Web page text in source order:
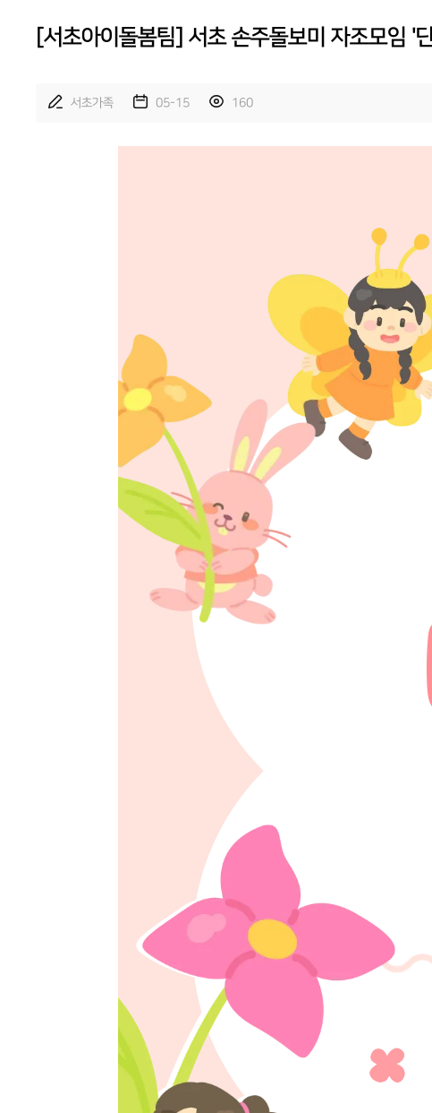
[서초아이돌봄팀] 서초 손주돌보미 자조모임 '
서초가족 05-15 160